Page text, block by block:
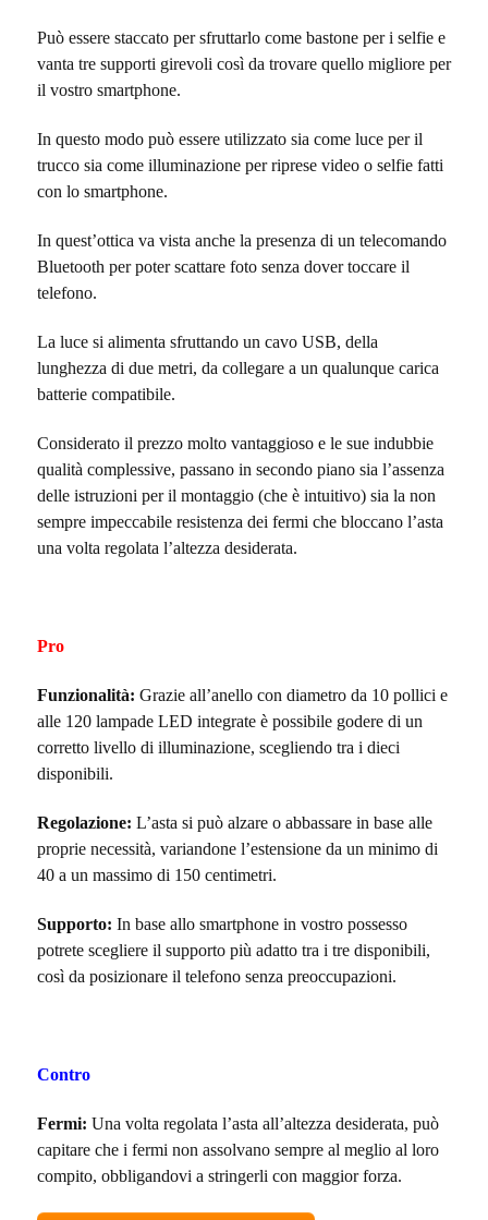
Può essere staccato per sfruttarlo come bastone per i selfie e
vanta tre supporti girevoli così da trovare quello migliore per
il vostro smartphone.
In questo modo può essere utilizzato sia come luce per il
trucco sia come illuminazione per riprese video o selfie fatti
con lo smartphone.
In quest’ottica va vista anche la presenza di un telecomando
Bluetooth per poter scattare foto senza dover toccare il
telefono.
La luce si alimenta sfruttando un cavo USB, della
lunghezza di due metri, da collegare a un qualunque carica
batterie compatibile.
Considerato il prezzo molto vantaggioso e le sue indubbie
qualità complessive, passano in secondo piano sia l’assenza
delle istruzioni per il montaggio (che è intuitivo) sia la non
sempre impeccabile resistenza dei fermi che bloccano l’asta
una volta regolata l’altezza desiderata.
Pro
Funzionalità: Grazie all’anello con diametro da 10 pollici e
alle 120 lampade LED integrate è possibile godere di un
corretto livello di illuminazione, scegliendo tra i dieci
disponibili.
Regolazione: L’asta si può alzare o abbassare in base alle
proprie necessità, variandone l’estensione da un minimo di
40 a un massimo di 150 centimetri.
Supporto: In base allo smartphone in vostro possesso
potrete scegliere il supporto più adatto tra i tre disponibili,
così da posizionare il telefono senza preoccupazioni.
Contro
Fermi: Una volta regolata l’asta all’altezza desiderata, può
capitare che i fermi non assolvano sempre al meglio al loro
compito, obbligandovi a stringerli con maggior forza.